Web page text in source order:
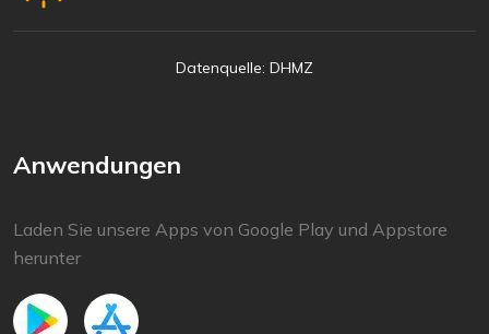
Datenquelle: DHMZ
Anwendungen
Laden Sie unsere Apps von Google Play und Appstore
herunter